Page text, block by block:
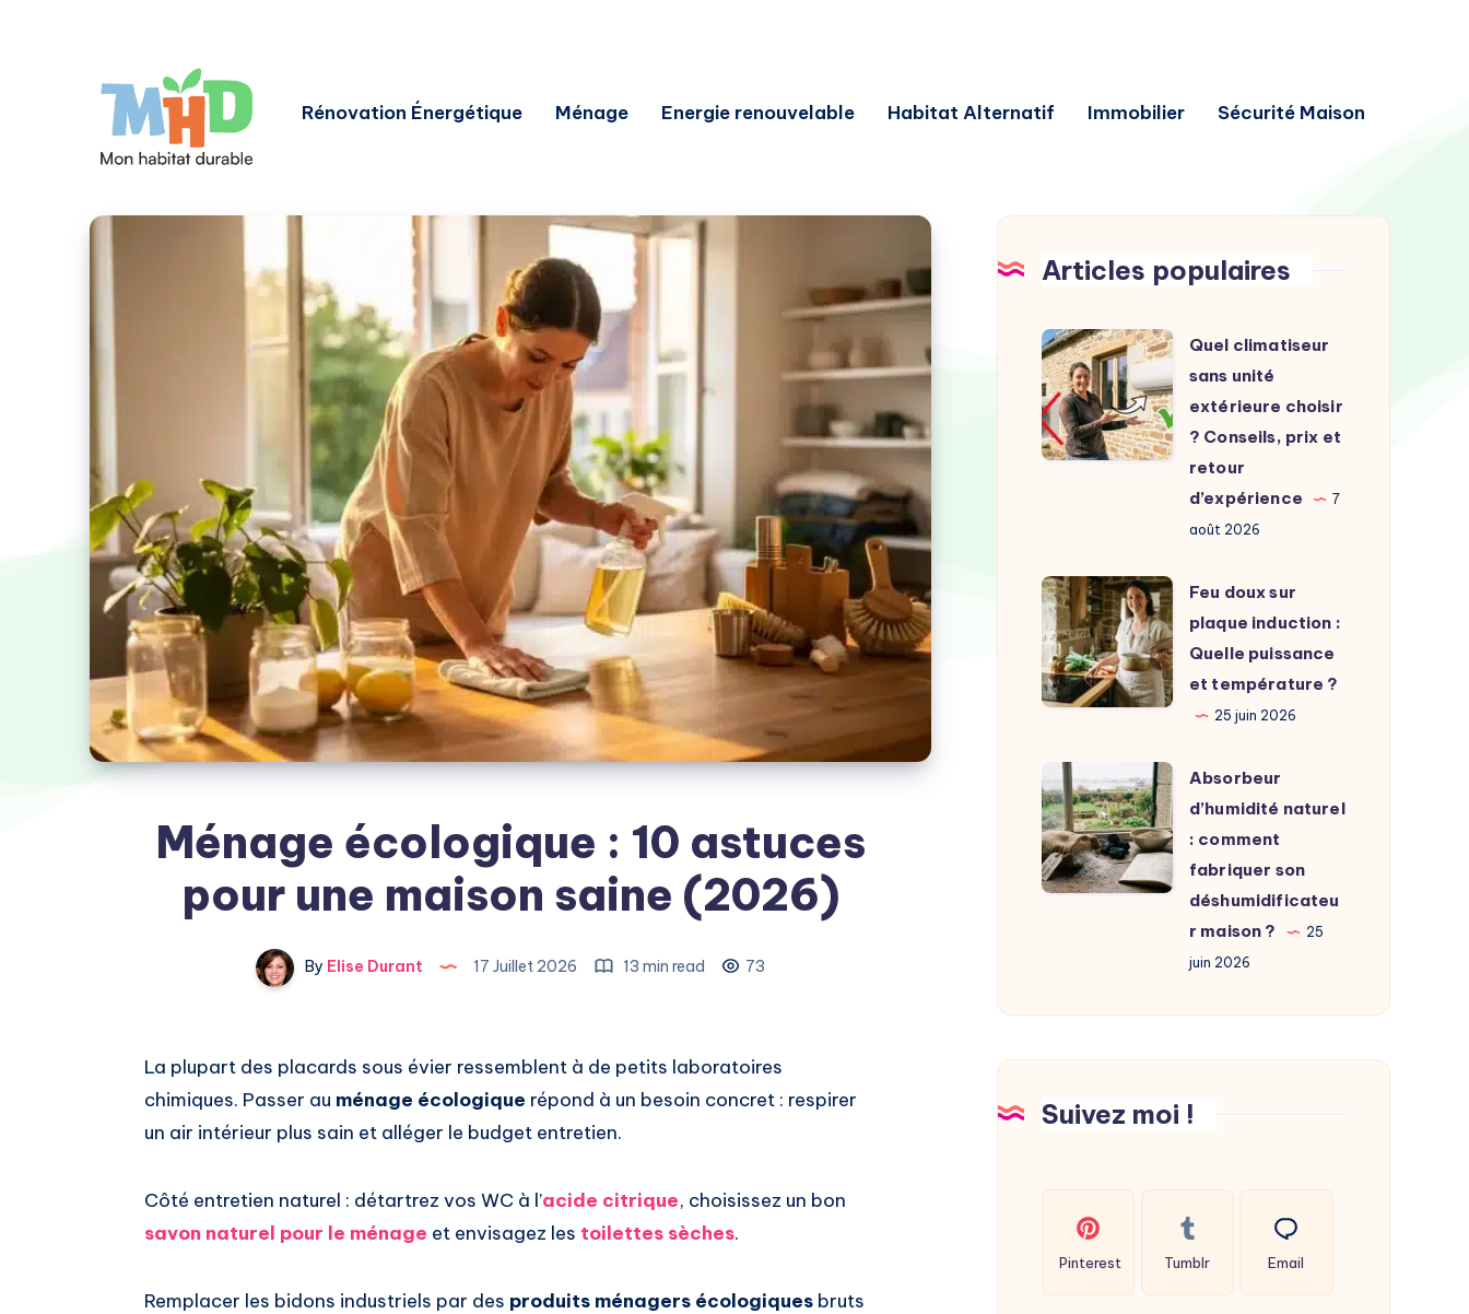
Rénovation Énergétique Ménage Energie renouvelable Habitat Alternatif Immobilier Sécurité Maison
Ménage écologique : 10 astuces
pour une maison saine (2026)
By Elise Durant 17 Juillet 2026 13 min read 73
La plupart des placards sous évier ressemblent à de petits laboratoires
chimiques. Passer au ménage écologique répond à un besoin concret : respirer
un air intérieur plus sain et alléger le budget entretien.
Côté entretien naturel : détartrez vos WC à l’acide citrique, choisissez un bon
savon naturel pour le ménage et envisagez les toilettes sèches.
Remplacer les bidons industriels par des produits ménagers écologiques bruts
Articles populaires
Quel
climatiseur
sans
unité
extérieure
prix
et
retour
d’expérience
Quel climatiseur
sans unité
extérieure choisir
? Conseils, prix et
retour
d’expérience
7
août 2026
Feu
doux
sur
plaque
induction
Quelle
puissance
et
température
?
Feu doux sur
plaque induction :
Quelle puissance
et température ?
25 juin 2026
Absorbeur
d’humidité
naturel
:
comment
maison
Absorbeur
d’humidité naturel
: comment
fabriquer son
déshumidificateu
r maison ?
25
juin 2026
Suivez moi !
Pinterest Tumblr Email